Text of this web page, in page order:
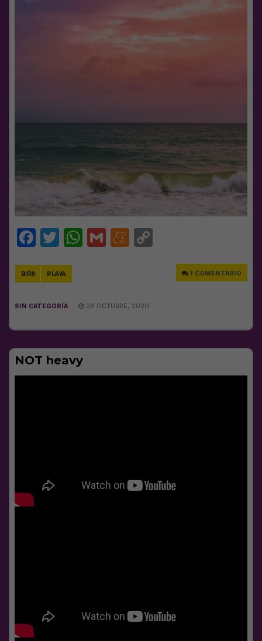
Facebook
Twitter
WhatsApp
GmailMeneame
BS18 PLAYA 1 COMENTARIO
SIN CATEGORÍA 29 OCTUBRE, 2020
NOT heavy